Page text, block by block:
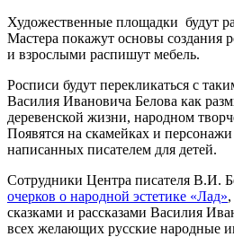
Художественные площадки будут
Мастера покажут основы создания
и взрослыми распишут мебель.
Росписи будут перекликаться с
Василия Ивановича Белова как
деревенской жизни, народном
Появятся на скамейках и
написанных писателем для детей.
Сотрудники Центра писателя В.И.
очерков о народной эстетике «Лад»
сказками и рассказами Василия
всех желающих русские народные